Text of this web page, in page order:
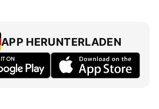
APP HERUNTERLADEN